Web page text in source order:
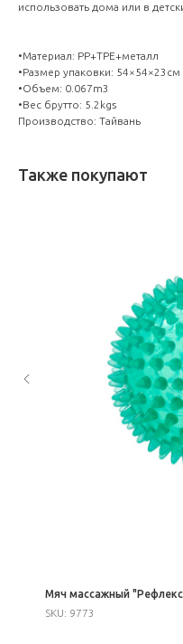
использовать дома или в
•Материал: PP+TPE+металл
•Размер упаковки: 54×54×23cм
•Объем: 0.067m3
•Вес брутто: 5.2kgs
Производство: Тайвань
Также покупают
Мяч массажный
SKU: 9773